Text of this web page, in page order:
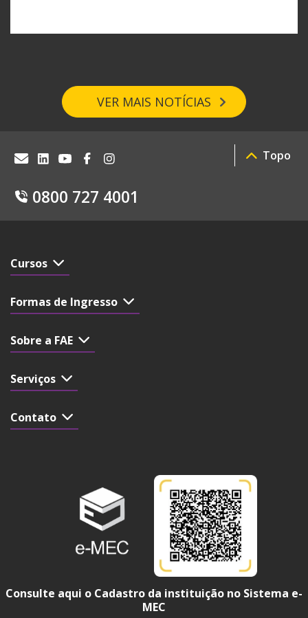
VER MAIS NOTÍCIAS
0800 727 4001
Topo
Cursos
Formas de Ingresso
Sobre a FAE
Serviços
Contato
Consulte aqui o Cadastro da instituição no Sistema e-
MEC